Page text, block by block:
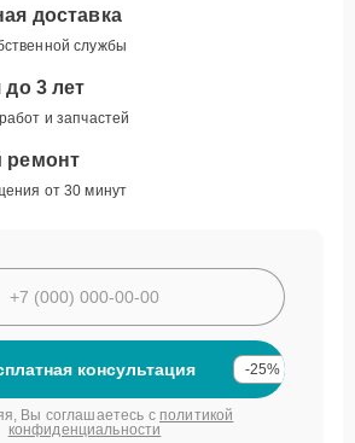
доставка
службы
до 3 лет
и запчастей
от 30 минут
консультация -25%
Вы соглашаетесь с политикой
конфиденциальности